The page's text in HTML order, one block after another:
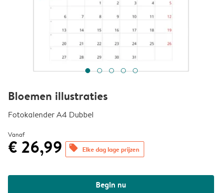
Bloemen illustraties
Fotokalender A4 Dubbel
Vanaf
€ 26,99 offers Elke dag lage prijzen
Begin nu